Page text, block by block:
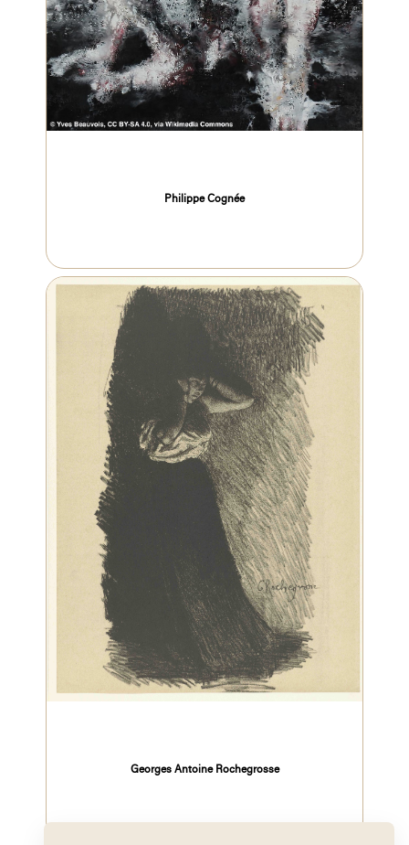
Philippe Cognée
Georges Antoine Rochegrosse